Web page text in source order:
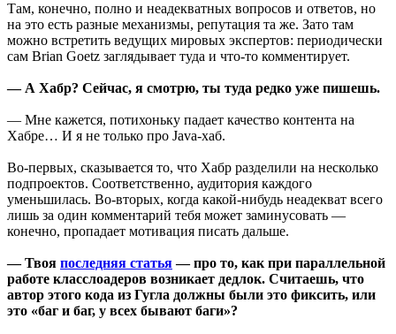
Там, конечно, полно и неадекватных вопросов и ответов, но
на это есть разные механизмы, репутация та же. Зато там
можно встретить ведущих мировых экспертов: периодически
сам Brian Goetz заглядывает туда и что-то комментирует.
— А Хабр? Сейчас, я смотрю, ты туда редко уже пишешь.
— Мне кажется, потихоньку падает качество контента на
Хабре… И я не только про Java-хаб.
Во-первых, сказывается то, что Хабр разделили на несколько
подпроектов. Cоответственно, аудитория каждого
уменьшилась. Во-вторых, когда какой-нибудь неадекват всего
лишь за один комментарий тебя может заминусовать —
конечно, пропадает мотивация писать дальше.
— Твоя последняя статья— про то, как при параллельной
работе класслоадеров возникает дедлок. Cчитаешь, что
автор этого кода из Гугла должны были это фиксить, или
это «баг и баг, у всех бывают баги»?